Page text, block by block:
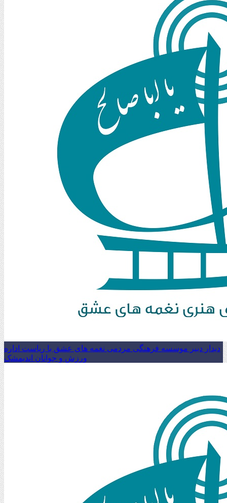
دیدار دبیر موسسه فرهنگی مردمی نغمه های عشق با ریاست اداره
ورزش و جوانان اندیمشک